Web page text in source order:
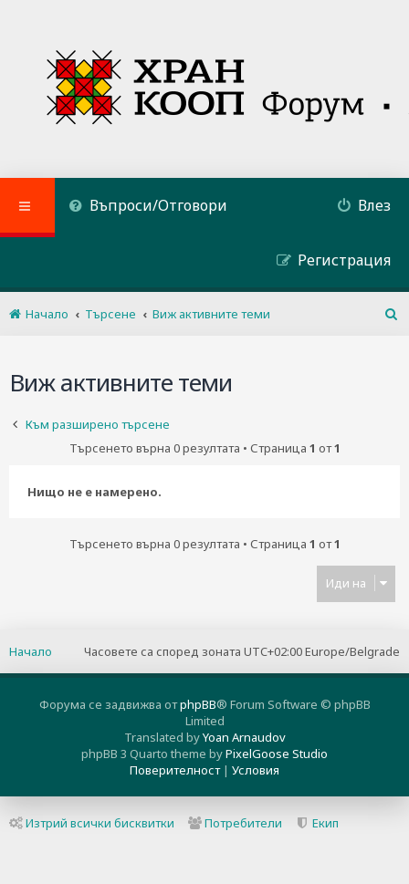
Въпроси/Отговори Влез
Регистрация
Начало Търсене
Виж активните теми
Виж активните теми
Към разширено търсене
Търсенето върна 0 резултата • Страница 1 от1
Нищо не е намерено.
Търсенето върна 0 резултата • Страница 1 от1
Иди на
Часовете са според зоната UTC+02:00 Europe/Belgrade
Начало
Форума се задвижва отphpBB® Forum Software © phpBB
Limited
Translated byYoan Arnaudov
phpBB 3 Quarto theme byPixelGoose Studio
Поверителност| Условия
Изтрий всички бисквитки Потребители Екип